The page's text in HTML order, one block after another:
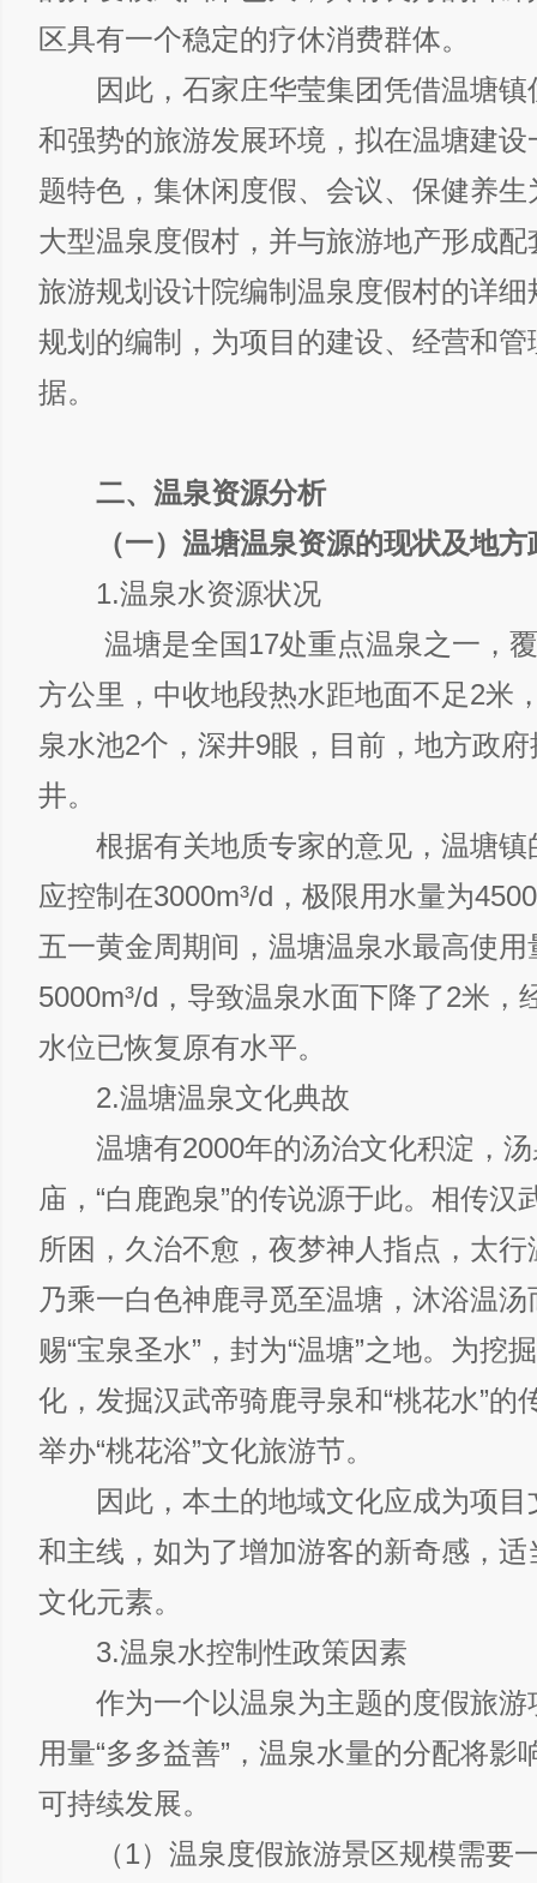
区具有一个稳定的疗休消费群体。
因此，石家庄华莹集团凭借温塘镇
和强势的旅游发展环境，拟在温塘建
题特色，集休闲度假、会议、保健养
大型温泉度假村，并与旅游地产形成
旅游规划设计院编制温泉度假村的详
规划的编制，为项目的建设、经营和管
据。
二、温泉资源分析
（一）温塘温泉资源的现状及地方
1.温泉水资源状况
温塘是全国17处重点温泉之一，覆
方公里，中收地段热水距地面不足2米
泉水池2个，深井9眼，目前，地方政
井。
根据有关地质专家的意见，温塘镇
应控制在3000m³/d，极限用水量为
五一黄金周期间，温塘温泉水最高使用
5000m³/d，导致温泉水面下降了2米，
水位已恢复原有水平。
2.温塘温泉文化典故
温塘有2000年的汤治文化积淀，汤
庙，“白鹿跑泉”的传说源于此。相传汉
所困，久治不愈，夜梦神人指点，太
乃乘一白色神鹿寻觅至温塘，沐浴温
赐“宝泉圣水”，封为“温塘”之地。为挖
化，发掘汉武帝骑鹿寻泉和“桃花水”的
举办“桃花浴”文化旅游节。
因此，本土的地域文化应成为项目
和主线，如为了增加游客的新奇感，
文化元素。
3.温泉水控制性政策因素
作为一个以温泉为主题的度假旅游
用量“多多益善”，温泉水量的分配将影
可持续发展。
（1）温泉度假旅游景区规模需要